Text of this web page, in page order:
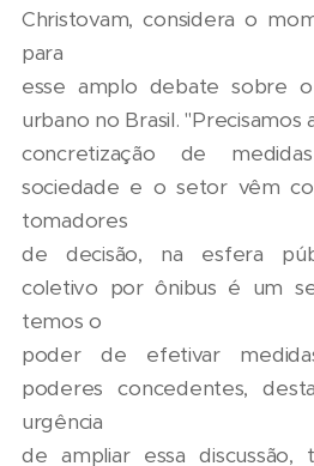
Christovam, considera o
para
esse amplo debate sobre
urbano no Brasil. "Precisamos
concretização de
sociedade e o setor vêm
tomadores
de decisão, na esfera
coletivo por ônibus é um
temos o
poder de efetivar
poderes concedentes,
urgência
de ampliar essa